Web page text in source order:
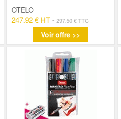
OTELO
247.92 € HT-297.50 € TTC
Voir offre >>